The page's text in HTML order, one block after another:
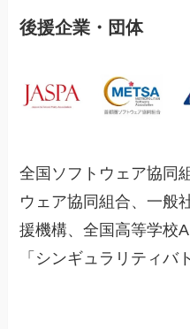
後援企業・団体
全国ソフトウェア協同
ウェア協同組合、一般
援機構、全国高等学校
「シンギュラリティバ